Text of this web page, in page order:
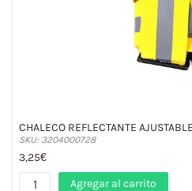
CHALECO REFLECTANTE
SKU: 3204000728
3,25€
Agregar al carrito